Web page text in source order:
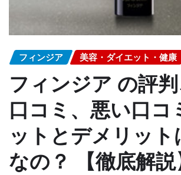
フィンジア 美容・ダイエット・健康
フィンジア の評
口コミ、悪い口コ
ットとデメリット
なの？ 【徹底解説